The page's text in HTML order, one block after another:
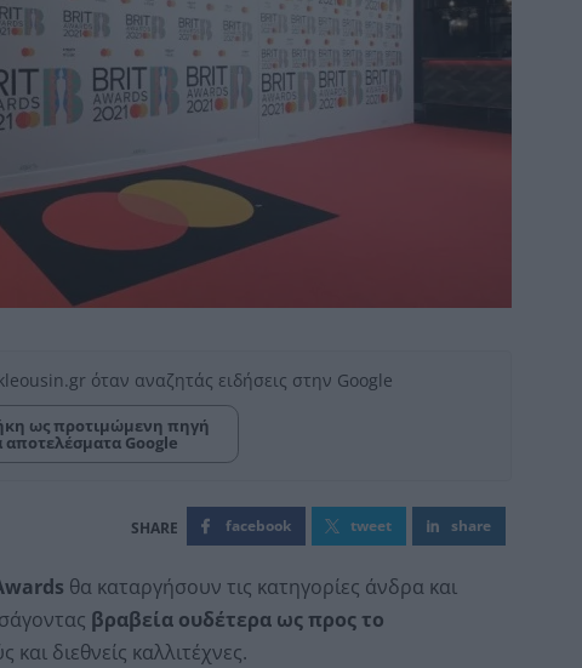
όταν αναζητάς ειδήσεις στην Google
ως προτιμώμενη πηγή
αποτελέσματα Google
facebook tweet share
θα καταργήσουν τις κατηγορίες άνδρα και
βραβεία ουδέτερα ως προς το
και διεθνείς καλλιτέχνες.